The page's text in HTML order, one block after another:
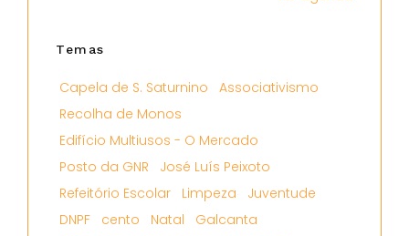
Temas
Capela de S. Saturnino
Associativismo
Recolha de Monos
Edifício Multiusos - O Mercado
Posto da GNR
José Luís Peixoto
Refeitório Escolar
Limpeza
Juventude
DNPF
cento Natal
Galcanta